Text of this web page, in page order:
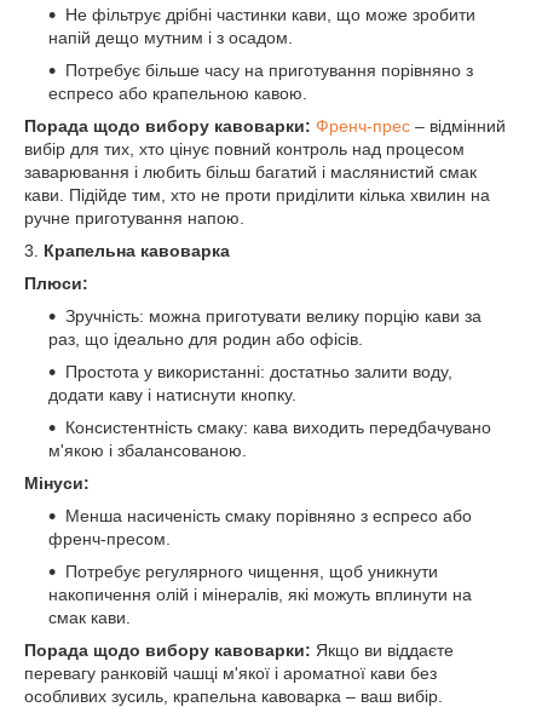
Не фільтрує дрібні частинки кави, що може зробити
напій дещо мутним і з осадом.
Потребує більше часу на приготування порівняно з
еспресо або крапельною кавою.
Порада щодо вибору кавоварки: Френч-прес – відмінний
вибір для тих, хто цінує повний контроль над процесом
заварювання і любить більш багатий і маслянистий смак
кави. Підійде тим, хто не проти приділити кілька хвилин на
ручне приготування напою.
3. Крапельна кавоварка
Плюси:
Зручність: можна приготувати велику порцію кави за
раз, що ідеально для родин або офісів.
Простота у використанні: достатньо залити воду,
додати каву і натиснути кнопку.
Консистентність смаку: кава виходить передбачувано
м'якою і збалансованою.
Мінуси:
Менша насиченість смаку порівняно з еспресо або
френч-пресом.
Потребує регулярного чищення, щоб уникнути
накопичення олій і мінералів, які можуть вплинути на
смак кави.
Порада щодо вибору кавоварки: Якщо ви віддаєте
перевагу ранковій чашці м'якої і ароматної кави без
особливих зусиль, крапельна кавоварка – ваш вибір.